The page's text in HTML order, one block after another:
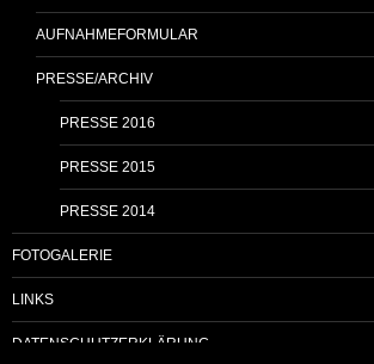
AUFNAHMEFORMULAR
PRESSE/ARCHIV
PRESSE 2016
PRESSE 2015
PRESSE 2014
FOTOGALERIE
LINKS
DATENSCHUTZERKLÄRUNG